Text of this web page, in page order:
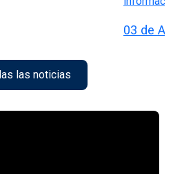
03 de
las noticias